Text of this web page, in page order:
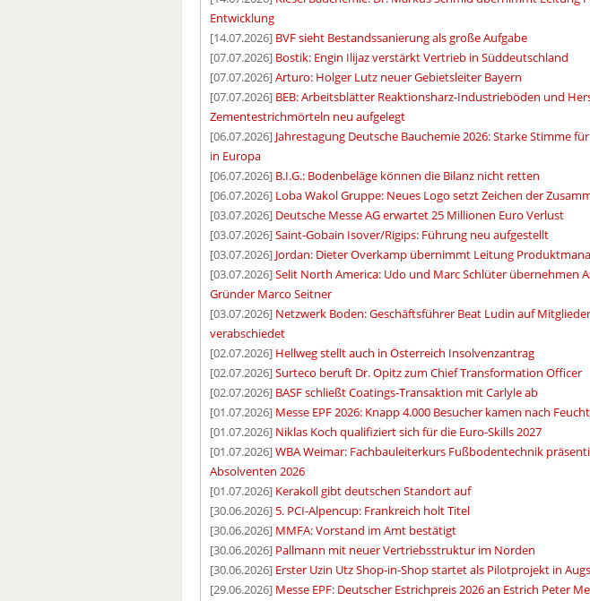
Entwicklung
[14.07.2026] BVF sieht Bestandssanierung als große Aufgabe
[07.07.2026] Bostik: Engin Ilijaz verstärkt Vertrieb in Süddeutschland
[07.07.2026]Arturo: Holger Lutz neuer Gebietsleiter Bayern
[07.07.2026] BEB: Arbeitsblätter Reaktionsharz-Industrieböden und
Zementestrichmörteln neu aufgelegt
[06.07.2026] Jahrestagung Deutsche Bauchemie 2026: Starke Stimme
in Europa
[06.07.2026] B.I.G.: Bodenbeläge können die Bilanz nicht retten
[06.07.2026] Loba Wakol Gruppe: Neues Logo setzt Zeichen der
[03.07.2026] Deutsche Messe AG erwartet 25 Millionen Euro Verlust
[03.07.2026]Saint-Gobain Isover/Rigips: Führung neu aufgestellt
[03.07.2026] Jordan: Dieter Overkamp übernimmt Leitung
[03.07.2026]Selit North America: Udo und Marc Schlüter übernehmen
Gründer Marco Seitner
[03.07.2026] Netzwerk Boden: Geschäftsführer Beat Ludin auf
verabschiedet
[02.07.2026] Hellweg stellt auch in Österreich Insolvenzantrag
[02.07.2026]Surteco beruft Dr. Opitz zum Chief Transformation Officer
[02.07.2026] BASF schließt Coatings-Transaktion mit Carlyle ab
[01.07.2026] Messe EPF 2026: Knapp 4.000 Besucher kamen nach
[01.07.2026] Niklas Koch qualifiziert sich für die Euro-Skills 2027
[01.07.2026]WBA Weimar: Fachbauleiterkurs Fußbodentechnik
Absolventen 2026
[01.07.2026] Kerakoll gibt deutschen Standort auf
[30.06.2026] 5. PCI-Alpencup: Frankreich holt Titel
[30.06.2026] MMFA: Vorstand im Amt bestätigt
[30.06.2026] Pallmann mit neuer Vertriebsstruktur im Norden
[30.06.2026] Erster Uzin Utz Shop-in-Shop startet als Pilotprojekt in
[29.06.2026] Messe EPF: Deutscher Estrichpreis 2026 an Estrich Peter